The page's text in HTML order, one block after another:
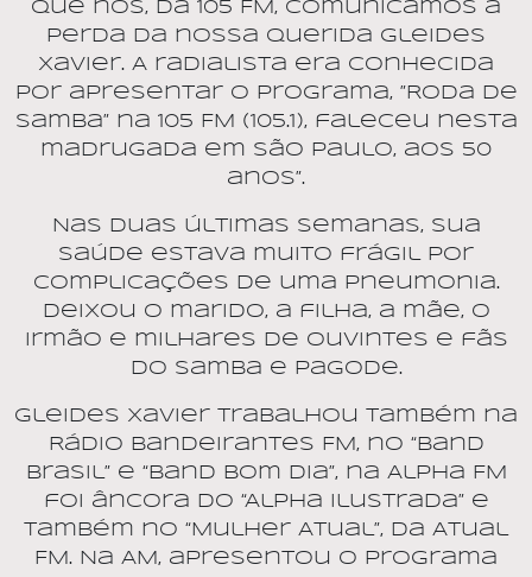
que nós, da 105 FM, comunicamos a
perda da nossa querida Gleides
Xavier. A radialista era conhecida
por apresentar o programa, ”Roda de
Samba” na 105 FM (105.1), faleceu nesta
madrugada em São Paulo, aos 50
anos”.
Nas duas últimas semanas, sua
saúde estava muito frágil por
complicações de uma pneumonia.
Deixou o marido, a filha, a mãe, o
irmão e milhares de ouvintes e fãs
do samba e pagode.
Gleides Xavier trabalhou também na
Rádio Bandeirantes FM, no “Band
Brasil” e “Band Bom Dia”, na Alpha FM
foi âncora do “Alpha Ilustrada” e
também no “Mulher Atual”, da Atual
FM. Na AM, apresentou o programa